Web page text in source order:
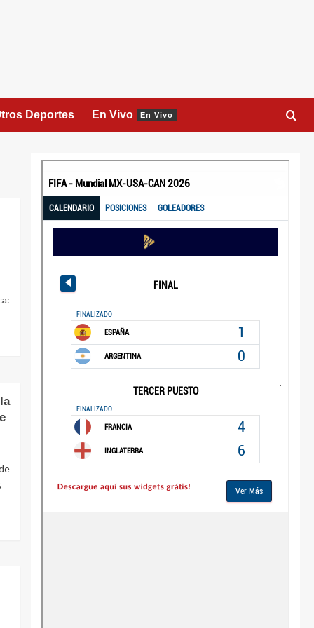
Deportes En Vivo En Vivo